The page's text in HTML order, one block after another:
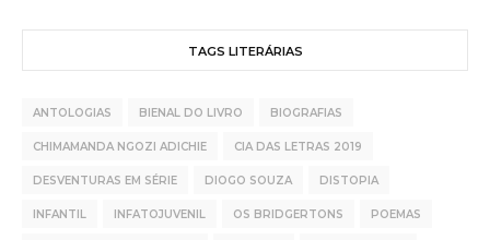
TAGS LITERÁRIAS
ANTOLOGIAS BIENAL DO LIVRO BIOGRAFIAS
CHIMAMANDA NGOZI ADICHIE CIA DAS LETRAS 2019
DESVENTURAS EM SÉRIE DIOGO SOUZA DISTOPIA
INFANTIL INFATOJUVENIL OS BRIDGERTONS POEMAS